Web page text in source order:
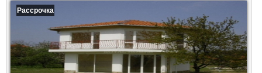
Рассрочка